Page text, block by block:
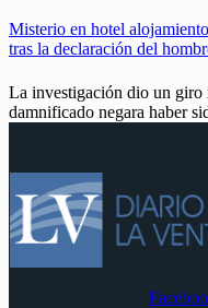
Misterio en hotel
tras la declaración del
La investigación dio un giro
damnificado negara haber